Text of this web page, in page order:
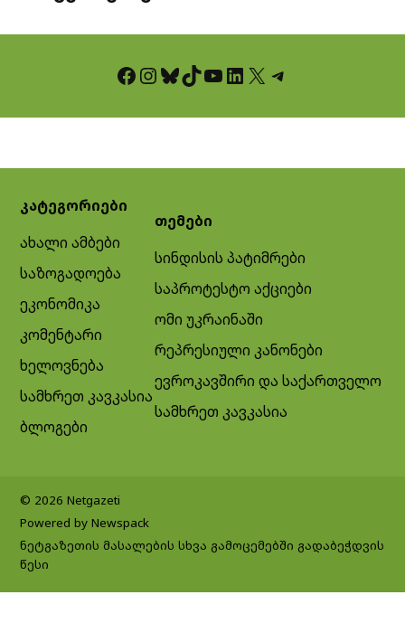
Facebook InstagramBluesky TikTok YouTube LinkedIn X Telegram
კატეგორიები
ახალი ამბები
საზოგადოება
ეკონომიკა
კომენტარი
ხელოვნება
სამხრეთ კავკასია
ბლოგები
თემები
სინდისის პატიმრები
საპროტესტო აქციები
ომი უკრაინაში
რეპრესიული კანონები
ევროკავშირი და საქართველო
სამხრეთ კავკასია
© 2026 Netgazeti
Powered by Newspack
ნეტგაზეთის მასალების სხვა გამოცემებში გადაბეჭდვის
წესი